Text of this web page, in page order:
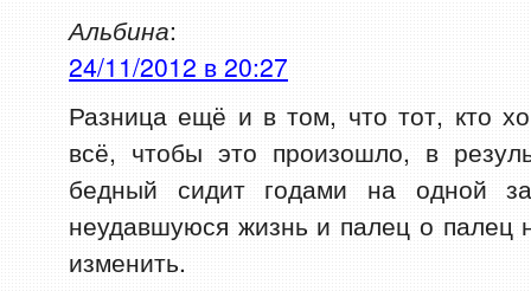
Альбина:
24/11/2012 в 20:27
Разница ещё и в том, что тот, кто
всё, чтобы это произошло, в
бедный сидит годами на одной
неудавшуюся жизнь и палец о палец
изменить.